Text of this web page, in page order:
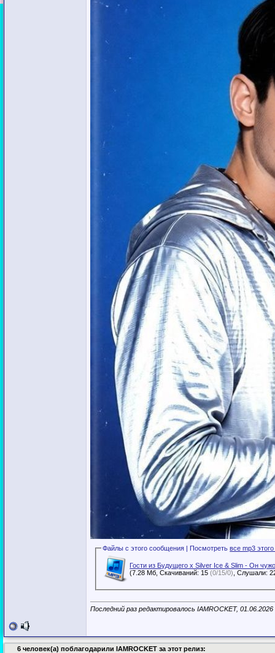
Файлы с этого сообщения | Посмотретьвсе mp3
Гости из Будущего x Silver Ice & Slim - Он
(7.28 Мб, Скачиваний: 15(0/15/0)
Последний раз редактировалось IAMROCKET,
6 человек(а) поблагодарили IAMROCKET за этот релиз: